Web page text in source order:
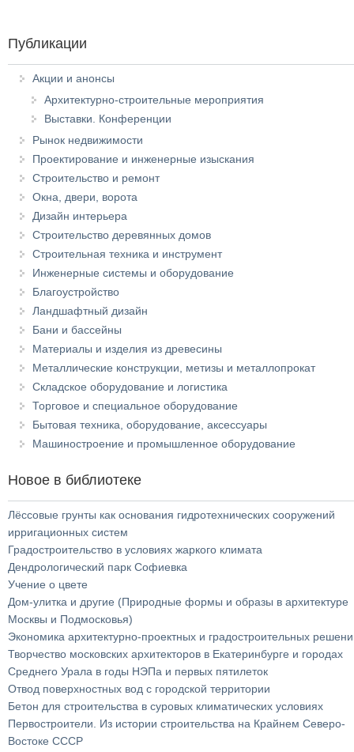
Публикации
Акции и анонсы
Архитектурно-строительные мероприятия
Выставки. Конференции
Рынок недвижимости
Проектирование и инженерные изыскания
Строительство и ремонт
Окна, двери, ворота
Дизайн интерьера
Строительство деревянных домов
Строительная техника и инструмент
Инженерные системы и оборудование
Благоустройство
Ландшафтный дизайн
Бани и бассейны
Материалы и изделия из древесины
Металлические конструкции, метизы и металлопрокат
Складское оборудование и логистика
Торговое и специальное оборудование
Бытовая техника, оборудование, аксессуары
Машиностроение и промышленное оборудование
Новое в библиотеке
Лёссовые грунты как основания гидротехнических сооружений
ирригационных систем
Градостроительство в условиях жаркого климата
Дендрологический парк Софиевка
Учение о цвете
Дом-улитка и другие (Природные формы и образы в архитектуре
Москвы и Подмосковья)
Экономика архитектурно-проектных и градостроительных
Творчество московских архитекторов в Екатеринбурге и городах
Среднего Урала в годы НЭПа и первых пятилеток
Отвод поверхностных вод с городской территории
Бетон для строительства в суровых климатических условиях
Первостроители. Из истории строительства на Крайнем Северо-
Востоке СССР